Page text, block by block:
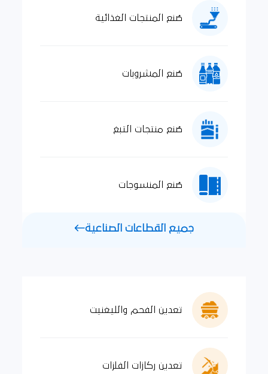
صُنع المنتجات الغذائية
صُنع المشروبات
صُنع منتجات التبغ
صُنع المنسوجات
جميع القطاعات الصناعية
تعدين الفحم والليغنيت
تعدين ركازات الفلزات